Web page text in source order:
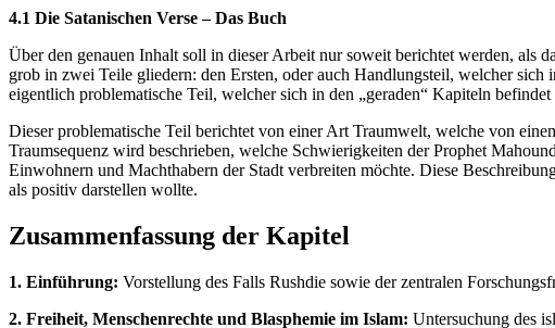
4.1 Die Satanischen Verse – Das Buch
Über den genauen Inhalt soll in dieser Arbeit nur soweit berichtet werden, als
grob in zwei Teile gliedern: den Ersten, oder auch Handlungsteil, welcher
eigentlich problematische Teil, welcher sich in den „geraden“ Kapiteln
Dieser problematische Teil berichtet von einer Art Traumwelt, welche von
Traumsequenz wird beschrieben, welche Schwierigkeiten der Prophet
Einwohnern und Machthabern der Stadt verbreiten möchte. Diese
als positiv darstellen wollte.
Zusammenfassung der Kapitel
1. Einführung: Vorstellung des Falls Rushdie sowie der zentralen
2. Freiheit, Menschenrechte und Blasphemie im Islam: Untersuchung des